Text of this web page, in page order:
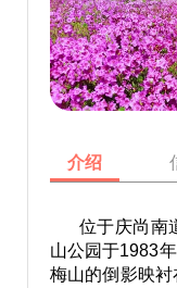
介绍
位于庆尚南
山公园于1983
梅山的倒影映